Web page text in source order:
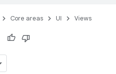
Core areas UI Views